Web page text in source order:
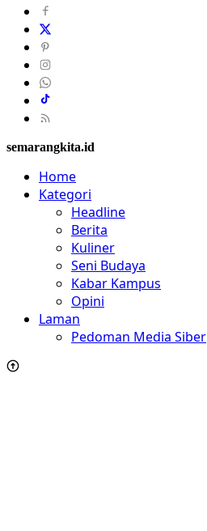
semarangkita.id
Home
Kategori
Headline
Berita
Kuliner
Seni Budaya
Kabar Kampus
Opini
Laman
Pedoman Media Siber